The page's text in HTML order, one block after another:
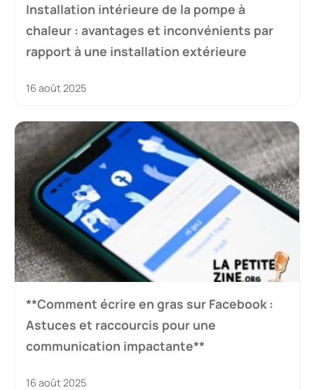
Installation intérieure de la pompe à
chaleur : avantages et inconvénients par
rapport à une installation extérieure
16 août 2025
**Comment écrire en gras sur Facebook :
Astuces et raccourcis pour une
communication impactante**
16 août 2025